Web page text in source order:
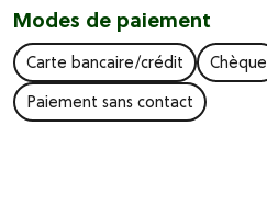
Modes de paiement
Carte bancaire/crédit Chèque
Paiement sans contact